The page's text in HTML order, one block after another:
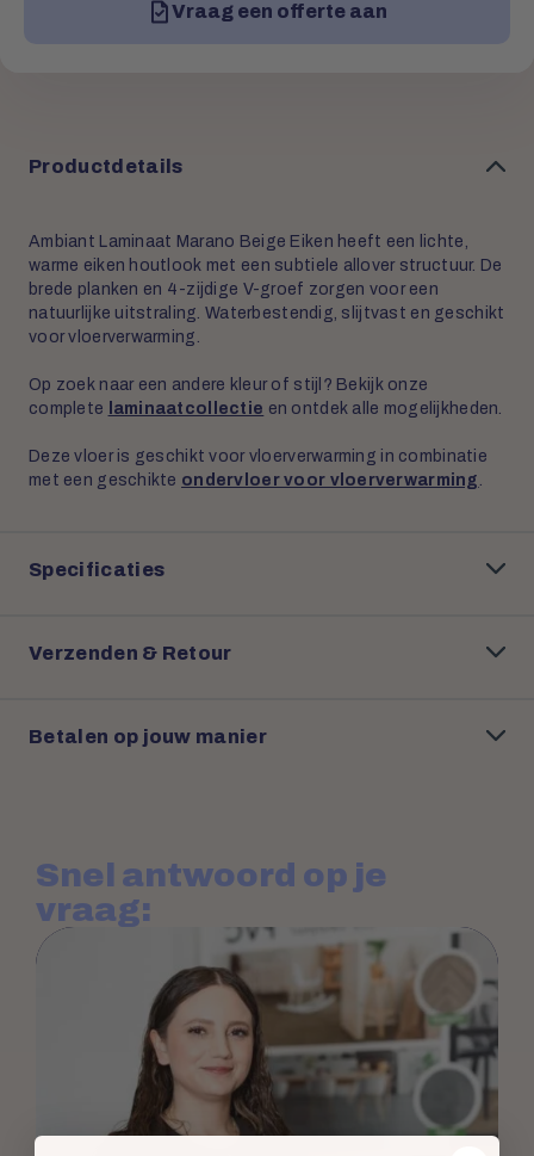
Vraag een offerte aan
Productdetails
Ambiant Laminaat Marano Beige Eiken heeft een lichte,
warme eiken houtlook met een subtiele allover structuur. De
brede planken en 4-zijdige V-groef zorgen voor een
natuurlijke uitstraling. Waterbestendig, slijtvast en geschikt
voor vloerverwarming.
Op zoek naar een andere kleur of stijl? Bekijk onze
complete
laminaatcollectie en ontdek alle mogelijkheden.
Deze vloer is geschikt voor vloerverwarming in combinatie
met een geschikte ondervloer voor vloerverwarming .
Specificaties
Verzenden & Retour
Betalen op jouw manier
Snel antwoord op je
vraag: